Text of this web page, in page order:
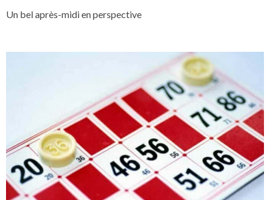
Un bel après-midi en perspective